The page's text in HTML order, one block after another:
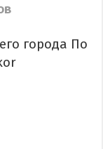
города По